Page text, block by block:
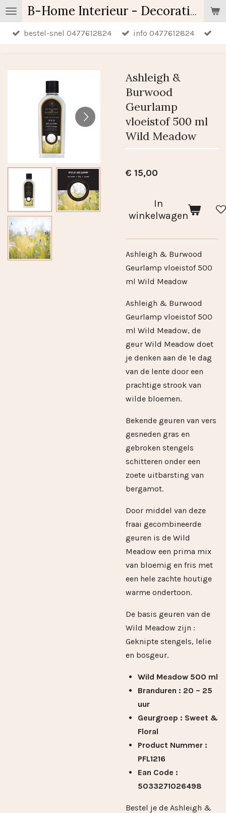
Ga
direct
naar
B-Home Interieur - Decoratie & Geschenken - Geurartikelen
bestel-snel 0477612824 info 0477612824
Ashleigh &
Burwood
Geurlamp
vloeistof 500 ml
Wild Meadow
€ 15,00
In
winkelwagen
Ashleigh & Burwood
Geurlamp vloeistof 500
ml Wild Meadow
Ashleigh & Burwood
Geurlamp vloeistof 500
ml Wild Meadow, de
geur Wild Meadow doet
je denken aan de 1e dag
van de lente door een
prachtige strook van
wilde bloemen.
Bekende geuren van vers
gesneden gras en
gebroken stengels
schitteren onder een
zoete uitbarsting van
bergamot.
Door middel van deze
fraai gecombineerde
geuren is de Wild
Meadow een prima mix
van bloemig en fris met
een hele zachte houtige
warme ondertoon.
De basis geuren van de
Wild Meadow zijn :
Geknipte stengels, lelie
en bosgeur.
Wild Meadow 500 ml
Branduren : 20 – 25
uur
Geurgroep : Sweet &
Floral
Product Nummer :
PFL1216
Ean Code :
5033271026498
Bestel je de Ashleigh &